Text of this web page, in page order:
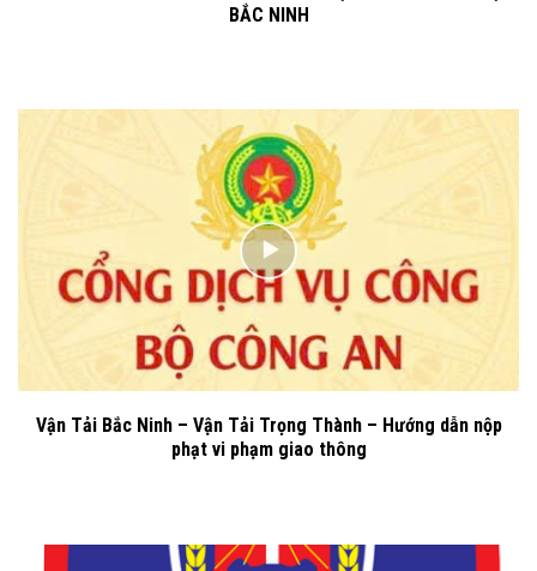
BẮC NINH
Vận Tải Bắc Ninh – Vận Tải Trọng Thành – Hướng dẫn nộp
phạt vi phạm giao thông